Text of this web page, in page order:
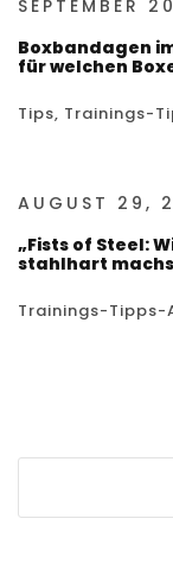
SEPTEMBER
Boxbandagen
für welchen
Tips, Trainings-
AUGUST 29,
„Fists of Steel:
stahlhart
Trainings-Tipps-